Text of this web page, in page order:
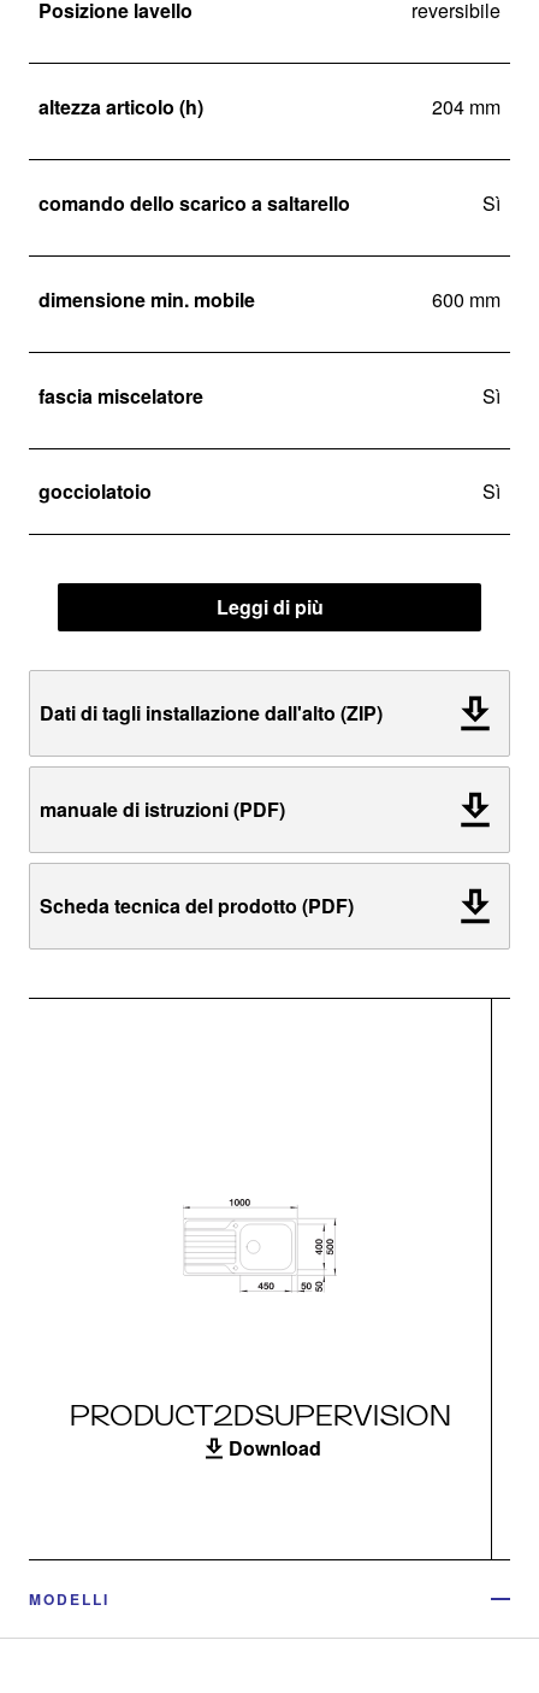
Posizione lavello reversibile
altezza articolo (h) 204 mm
comando dello scarico a saltarello Sì
dimensione min. mobile 600 mm
fascia miscelatore Sì
gocciolatoio Sì
Leggi di più
Dati di tagli installazione dall'alto (ZIP)
manuale di istruzioni (PDF)
Scheda tecnica del prodotto (PDF)
PRODUCT2DSUPERVISION
Download
MODELLI